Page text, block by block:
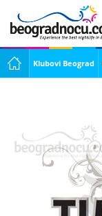
Klubovi Beograd